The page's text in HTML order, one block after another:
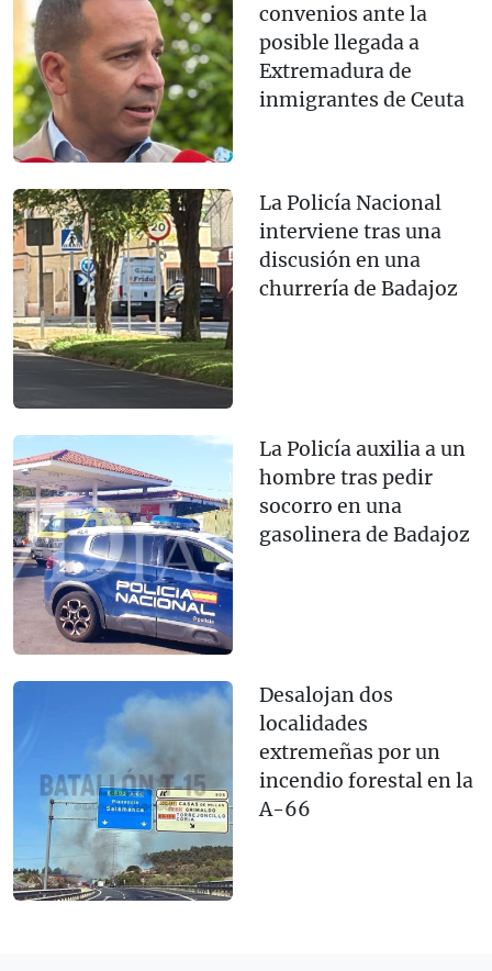
convenios ante la
posible llegada a
Extremadura de
inmigrantes de Ceuta
La Policía Nacional
interviene tras una
discusión en una
churrería de Badajoz
La Policía auxilia a un
hombre tras pedir
socorro en una
gasolinera de Badajoz
Desalojan dos
localidades
extremeñas por un
incendio forestal en la
A-66